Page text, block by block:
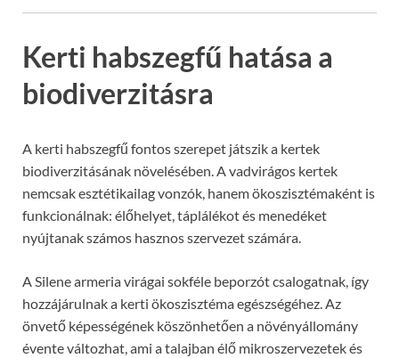
Kerti habszegfű hatása a
biodiverzitásra
A kerti habszegfű fontos szerepet játszik a kertek
biodiverzitásának növelésében. A vadvirágos kertek
nemcsak esztétikailag vonzók, hanem ökoszisztémaként is
funkcionálnak: élőhelyet, táplálékot és menedéket
nyújtanak számos hasznos szervezet számára.
A Silene armeria virágai sokféle beporzót csalogatnak, így
hozzájárulnak a kerti ökoszisztéma egészségéhez. Az
önvető képességének köszönhetően a növényállomány
évente változhat, ami a talajban élő mikroszervezetek és